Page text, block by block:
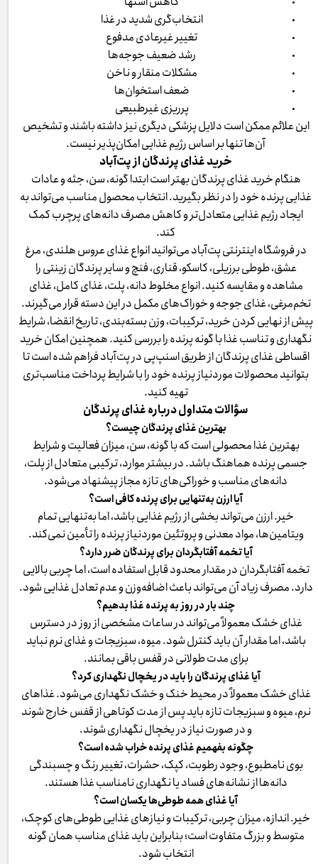
انتخاب‌گری شدید در غذا
تغییر غیرعادی مدفوع
رشد ضعیف جوجه‌ها
مشکلات منقار و ناخن
ضعف استخوان‌ها
پرریزی غیرطبیعی
این علائم ممکن است دلایل پزشکی دیگری نیز داشته باشند و تشخیص
آن‌ها تنها بر اساس رژیم غذایی امکان‌پذیر نیست.
خرید غذای پرندگان از پت‌آباد
هنگام خرید غذای پرندگان بهتر است ابتدا گونه، سن، جثه و عادات
غذایی پرنده خود را در نظر بگیرید. انتخاب محصول مناسب می‌تواند به
ایجاد رژیم غذایی متعادل‌تر و کاهش مصرف دانه‌های پرچرب کمک
کند.
در فروشگاه اینترنتی پت‌آباد می‌توانید انواع غذای عروس هلندی، مرغ
عشق، طوطی برزیلی، کاسکو، قناری، فنچ و سایر پرندگان زینتی را
مشاهده و مقایسه کنید. انواع مخلوط دانه، پلت، غذای کامل، غذای
تخم‌مرغی، غذای جوجه و خوراک‌های مکمل در این دسته قرار می‌گیرند.
پیش از نهایی کردن خرید، ترکیبات، وزن بسته‌بندی، تاریخ انقضا، شرایط
نگهداری و تناسب غذا با گونه پرنده را بررسی کنید. همچنین امکان خرید
اقساطی غذای پرندگان از طریق اسنپ‌پی در پت‌آباد فراهم شده است تا
بتوانید محصولات موردنیاز پرنده خود را با شرایط پرداخت مناسب‌تری
تهیه کنید.
سؤالات متداول درباره غذای پرندگان
بهترین غذای پرندگان چیست؟
بهترین غذا محصولی است که با گونه، سن، میزان فعالیت و شرایط
جسمی پرنده هماهنگ باشد. در بیشتر موارد، ترکیبی متعادل از پلت،
دانه‌های مناسب و خوراکی‌های تازه مجاز پیشنهاد می‌شود.
آیا ارزن به‌تنهایی برای پرنده کافی است؟
خیر. ارزن می‌تواند بخشی از رژیم غذایی باشد، اما به‌تنهایی تمام
ویتامین‌ها، مواد معدنی و پروتئین موردنیاز پرنده را تأمین نمی‌کند.
آیا تخمه آفتابگردان برای پرندگان ضرر دارد؟
تخمه آفتابگردان در مقدار محدود قابل استفاده است، اما چربی بالایی
دارد. مصرف زیاد آن می‌تواند باعث اضافه‌وزن و عدم تعادل غذایی شود.
چند بار در روز به پرنده غذا بدهیم؟
غذای خشک معمولاً می‌تواند در ساعات مشخصی از روز در دسترس
باشد، اما مقدار آن باید کنترل شود. میوه، سبزیجات و غذای نرم نباید
برای مدت طولانی در قفس باقی بمانند.
آیا غذای پرندگان را باید در یخچال نگهداری کرد؟
غذای خشک معمولاً در محیط خنک و خشک نگهداری می‌شود. غذاهای
نرم، میوه و سبزیجات تازه باید پس از مدت کوتاهی از قفس خارج شوند
و در صورت نیاز در یخچال نگهداری شوند.
چگونه بفهمیم غذای پرنده خراب شده است؟
بوی نامطبوع، وجود رطوبت، کپک، حشرات، تغییر رنگ و چسبندگی
دانه‌ها از نشانه‌های فساد یا نگهداری نامناسب غذا هستند.
آیا غذای همه طوطی‌ها یکسان است؟
خیر. اندازه، میزان چربی، ترکیبات و نیازهای غذایی طوطی‌های کوچک،
متوسط و بزرگ متفاوت است؛ بنابراین باید غذای مناسب همان گونه
انتخاب شود.